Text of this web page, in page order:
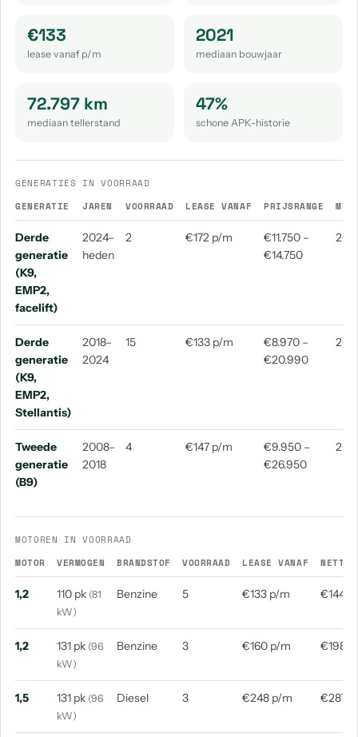
aantal: 1
€133
lease vanaf p/m
2021
mediaan bouwjaar
72.797 km
mediaan tellerstand
47%
schone APK-historie
GENERATIES IN VOORRAAD
GENERATIE
JAREN VOORRAAD LEASE VANAF PRIJSRANGE
Derde
generatie
(K9,
EMP2,
facelift)
2024–
heden
2 €172 p/m
€11.750 –
€14.750
Derde
generatie
(K9,
EMP2,
Stellantis)
2018–
2024
15 €133 p/m
€8.970 –
€20.990
Tweede
generatie
(B9)
2008–
2018
4 €147 p/m
€9.950 –
€26.950
MOTOREN IN VOORRAAD
MOTOR
VERMOGEN BRANDSTOF VOORRAAD LEASE VANAF NETTO
1,2 110 pk (81
kW)
Benzine 5 €133 p/m €144
1,2 131 pk (96
kW)
Benzine 3 €160 p/m €198
1,5 131 pk (96
kW)
Diesel 3 €248 p/m €287